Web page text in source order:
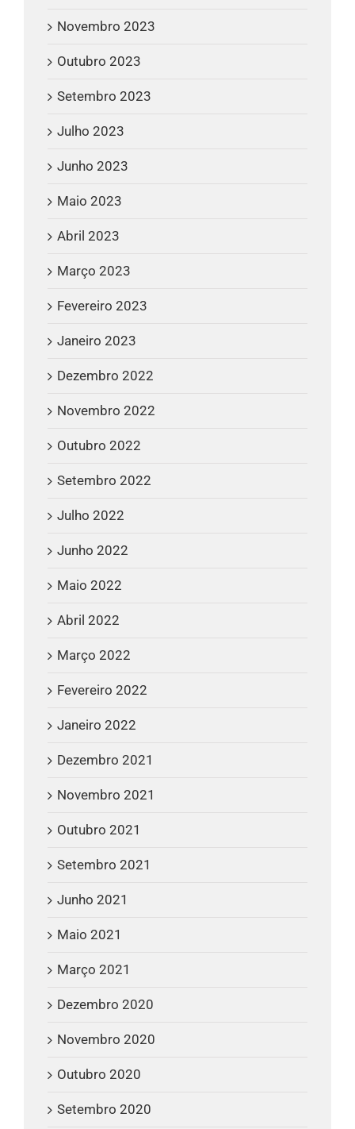
Novembro 2023
Outubro 2023
Setembro 2023
Julho 2023
Junho 2023
Maio 2023
Abril 2023
Março 2023
Fevereiro 2023
Janeiro 2023
Dezembro 2022
Novembro 2022
Outubro 2022
Setembro 2022
Julho 2022
Junho 2022
Maio 2022
Abril 2022
Março 2022
Fevereiro 2022
Janeiro 2022
Dezembro 2021
Novembro 2021
Outubro 2021
Setembro 2021
Junho 2021
Maio 2021
Março 2021
Dezembro 2020
Novembro 2020
Outubro 2020
Setembro 2020